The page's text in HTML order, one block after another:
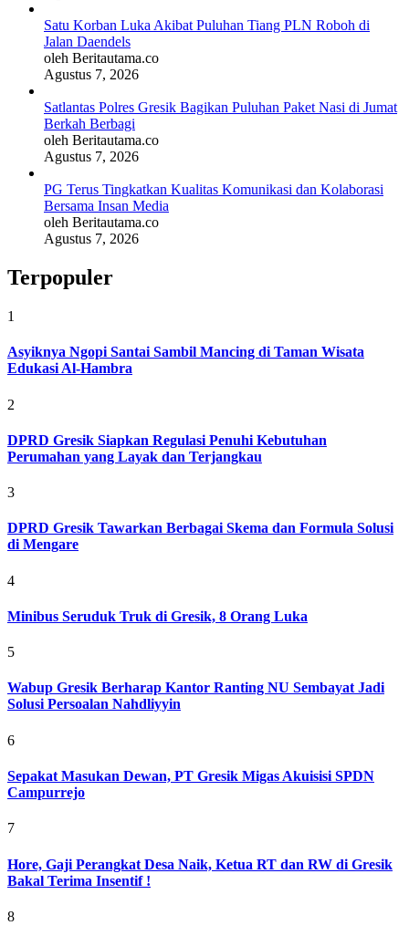
Satu Korban Luka Akibat Puluhan Tiang PLN Roboh di
Jalan Daendels
oleh Beritautama.co
Agustus 7, 2026
Satlantas Polres Gresik Bagikan Puluhan Paket Nasi di Jumat
Berkah Berbagi
oleh Beritautama.co
Agustus 7, 2026
PG Terus Tingkatkan Kualitas Komunikasi dan Kolaborasi
Bersama Insan Media
oleh Beritautama.co
Agustus 7, 2026
Terpopuler
1
Asyiknya Ngopi Santai Sambil Mancing di Taman Wisata
Edukasi Al-Hambra
2
DPRD Gresik Siapkan Regulasi Penuhi Kebutuhan
Perumahan yang Layak dan Terjangkau
3
DPRD Gresik Tawarkan Berbagai Skema dan Formula Solusi
di Mengare
4
Minibus Seruduk Truk di Gresik, 8 Orang Luka
5
Wabup Gresik Berharap Kantor Ranting NU Sembayat Jadi
Solusi Persoalan Nahdliyyin
6
Sepakat Masukan Dewan, PT Gresik Migas Akuisisi SPDN
Campurrejo
7
Hore, Gaji Perangkat Desa Naik, Ketua RT dan RW di Gresik
Bakal Terima Insentif !
8